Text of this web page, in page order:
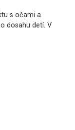
s očami a
dosahu detí. V